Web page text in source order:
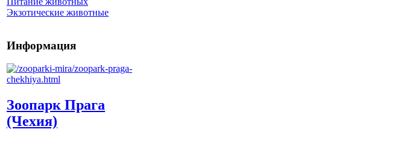
Экзотические животные
Информация
Зоопарк Прага
(Чехия)